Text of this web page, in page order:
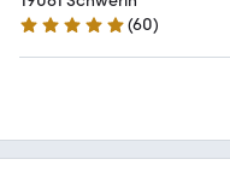
4.9 Sterne
(60)